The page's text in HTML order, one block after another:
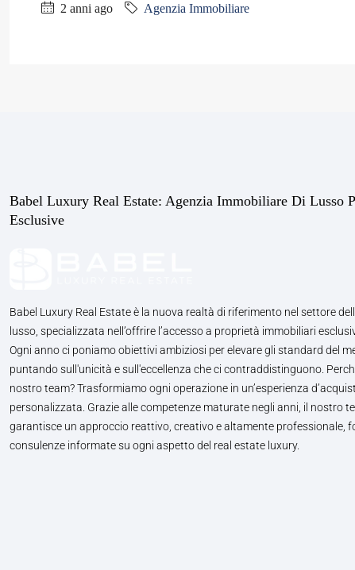
2 anni ago Agenzia Immobiliare
Babel Luxury Real Estate: Agenzia Immobiliare Di Lusso
Esclusive
Babel Luxury Real Estate è la nuova realtà di riferimento nel settore
lusso, specializzata nell’offrire l’accesso a proprietà immobiliari
Ogni anno ci poniamo obiettivi ambiziosi per elevare gli standard del
puntando sull'unicità e sull'eccellenza che ci contraddistinguono.
nostro team? Trasformiamo ogni operazione in un’esperienza
personalizzata. Grazie alle competenze maturate negli anni, il nostro
garantisce un approccio reattivo, creativo e altamente professionale,
consulenze informate su ogni aspetto del real estate luxury.